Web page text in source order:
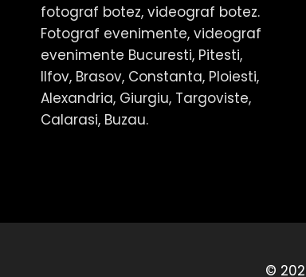
fotograf botez, videograf botez.
Fotograf evenimente, videograf
evenimente Bucuresti, Pitesti,
Ilfov, Brasov, Constanta, Ploiesti,
Alexandria, Giurgiu, Targoviste,
Calarasi, Buzau.
©